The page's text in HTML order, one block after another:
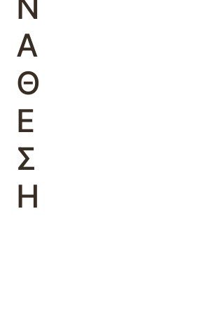
Α
Θ
Ε
Σ
Η